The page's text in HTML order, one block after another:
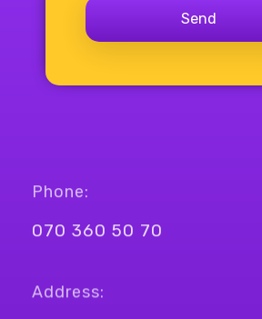
Phone:
070 360 50 70
Address: